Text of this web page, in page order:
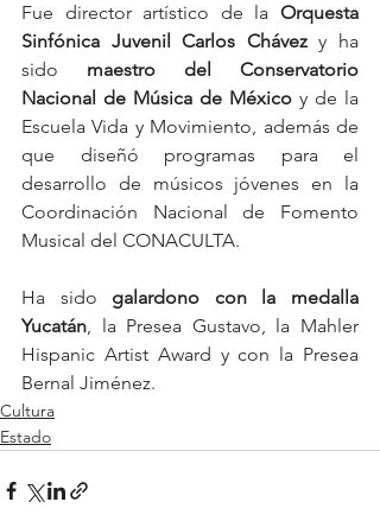
Fue director artístico de la Orquesta
Sinfónica Juvenil Carlos Chávez y ha
sido maestro del Conservatorio
Nacional de Música de México y de la
Escuela Vida y Movimiento, además de
que diseñó programas para el
desarrollo de músicos jóvenes en la
Coordinación Nacional de Fomento
Musical del CONACULTA.
Ha sido galardono con la medalla
Yucatán, la Presea Gustavo, la Mahler
Hispanic Artist Award y con la Presea
Bernal Jiménez.
Cultura
Estado